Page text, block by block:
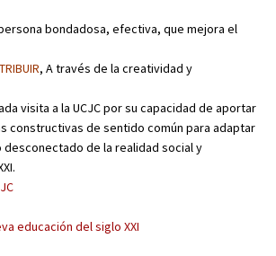
bondadosa, efectiva, que mejora el
, A través de la creatividad y
visita a la UCJC por su capacidad de aportar
constructivas de sentido común para adaptar
de la realidad social y